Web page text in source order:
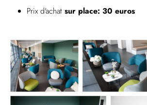
Prix d'achat sur place: 30 euros